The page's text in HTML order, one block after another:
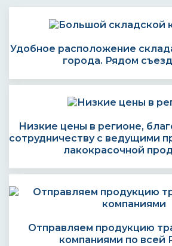
Удобное расположение
города. Рядом
Низкие цены в регионе,
сотрудничеству с ведущими
лакокрасочной
Отправляем продукцию
компаниями по всей